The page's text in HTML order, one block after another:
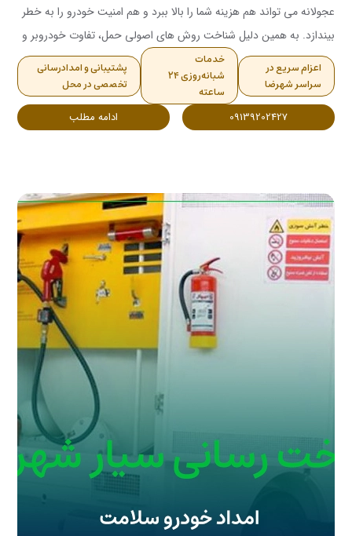
عجولانه می تواند هم هزینه شما را بالا ببرد و هم امنیت خودرو را به خطر
بیندازد. به همین دلیل شناخت روش های اصولی حمل، تفاوت خودروبر و
یدک کش، عوامل موثر بر قیمت و معیارهای انتخاب شرکت معتبر اهمیت
بسیار زیادی دارد.برای حمل خودرو بین استانی، مهم ترین اصل انتخاب
سرویس ایمن، دارای پوشش مناسب، قیمت شفاف و پشتیبانی پاسخگو
است؛ نه صرفا ارزان ترین گزینه.
اعزام سریع در
سراسر شهرضا
خدمات
شبانه‌روزی ۲۴
ساعته
پشتیبانی و امدادرسانی
تخصصی در محل
09139202427 ادامه مطلب